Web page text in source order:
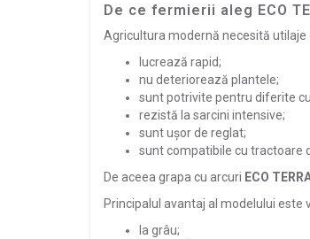
De ce fermierii aleg ECO
Agricultura modernă necesită utilaje
lucrează rapid;
nu deteriorează plantele;
sunt potrivite pentru diferite
rezistă la sarcini intensive;
sunt ușor de reglat;
sunt compatibile cu tractoare
De aceea grapa cu arcuri ECO
Principalul avantaj al modelului este
la grâu;